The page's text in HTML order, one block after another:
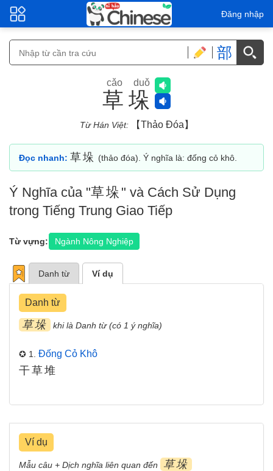
Đăng nhập
部
草垛
cǎo duǒ
Từ Hán Việt:【thảo Đóa】
Đọc nhanh: 草垛 (thảo đóa). Ý nghĩa là: đống cỏ khô.
Ý Nghĩa của "草垛 " và Cách Sử Dụng
trong Tiếng Trung Giao Tiếp
Từ vựng: Ngành Nông Nghiệp
Danh từ Ví dụ
Danh từ
草垛 khi là Danh từ (có 1 ý nghĩa)
✪ 1. Đống Cỏ Khô
干草堆
Ví dụ
Mẫu câu + Dịch nghĩa liên quan đến 草垛